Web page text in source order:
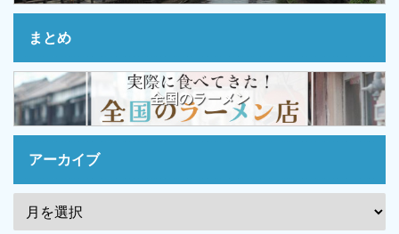
まとめ
全国のラーメン
アーカイブ